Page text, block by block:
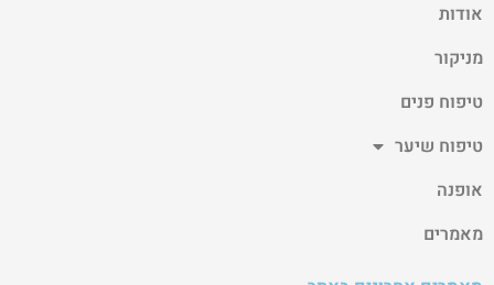
אודות
מניקור
טיפוח פנים
טיפוח שיער
אופנה
מאמרים